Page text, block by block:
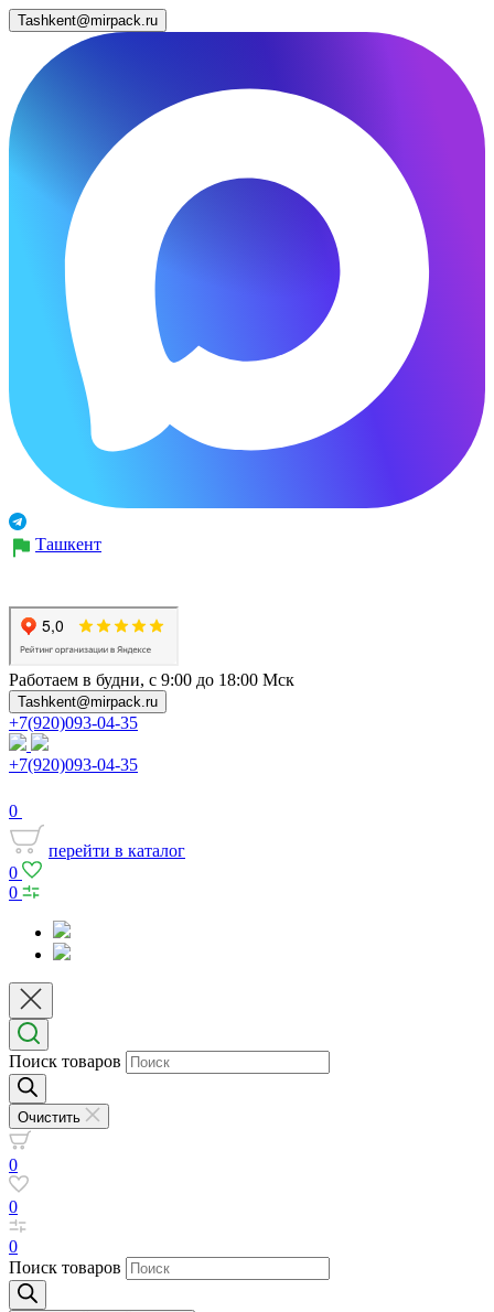
Tashkent@mirpack.ru
Ташкент
Работаем в будни, с 9:00 до 18:00 Мск
Tashkent@mirpack.ru
+7(920)093-04-35
+7(920)093-04-35
0
перейти в каталог
0
0
Поиск товаров
Очистить
0
0
0
Поиск товаров